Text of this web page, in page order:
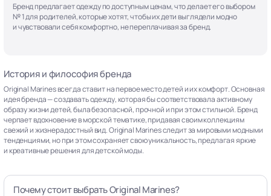
Бренд предлагает одежду по доступным ценам, что делает его выбором
№ 1 для родителей, которые хотят, чтобы их дети выглядели модно
и чувствовали себя комфортно, не переплачивая за бренд.
История и философия бренда
Original Marines всегда ставит на первое место детей и их комфорт. Основная
идея бренда — создавать одежду, которая бы соответствовала активному
образу жизни детей, была безопасной, прочной и при этом стильной. Бренд
черпает вдохновение в морской тематике, придавая своим коллекциям
свежий и жизнерадостный вид. Original Marines следит за мировыми модными
тенденциями, но при этом сохраняет свою уникальность, предлагая яркие
и креативные решения для детской моды.
Почему стоит выбрать Original Marines?